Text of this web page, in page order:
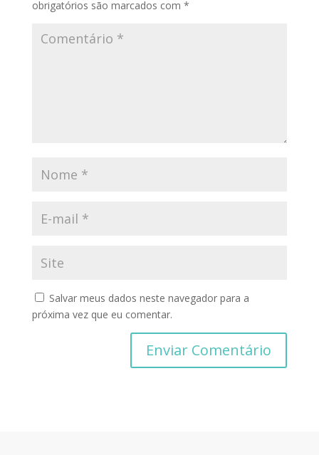
obrigatórios são marcados com *
Salvar meus dados neste navegador para a
próxima vez que eu comentar.